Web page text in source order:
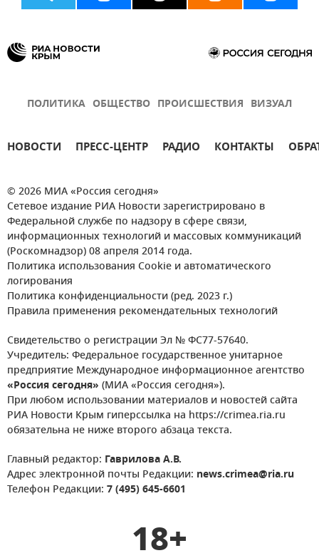
ПОЛИТИКА ОБЩЕСТВО ПРОИСШЕСТВИЯ ВИЗУАЛ
НОВОСТИ ПРЕСС-ЦЕНТР РАДИО КОНТАКТЫ
© 2026 МИА «Россия сегодня»
Сетевое издание РИА Новости зарегистрировано в
Федеральной службе по надзору в сфере связи,
информационных технологий и массовых коммуникаций
(Роскомнадзор) 08 апреля 2014 года.
Политика использования Cookie и автоматического
логирования
Политика конфиденциальности (ред. 2023 г.)
Правила применения рекомендательных технологий
Свидетельство о регистрации Эл № ФС77-57640.
Учредитель: Федеральное государственное унитарное
предприятие Международное информационное агентство
«Россия сегодня» (МИА «Россия сегодня»).
При любом использовании материалов и новостей сайта
РИА Новости Крым гиперссылка на https://crimea.ria.ru
обязательна не ниже второго абзаца текста.
Главный редактор: Гаврилова А.В.
Адрес электронной почты Редакции: news.crimea@ria.ru
Телефон Редакции: 7 (495) 645-6601
18+